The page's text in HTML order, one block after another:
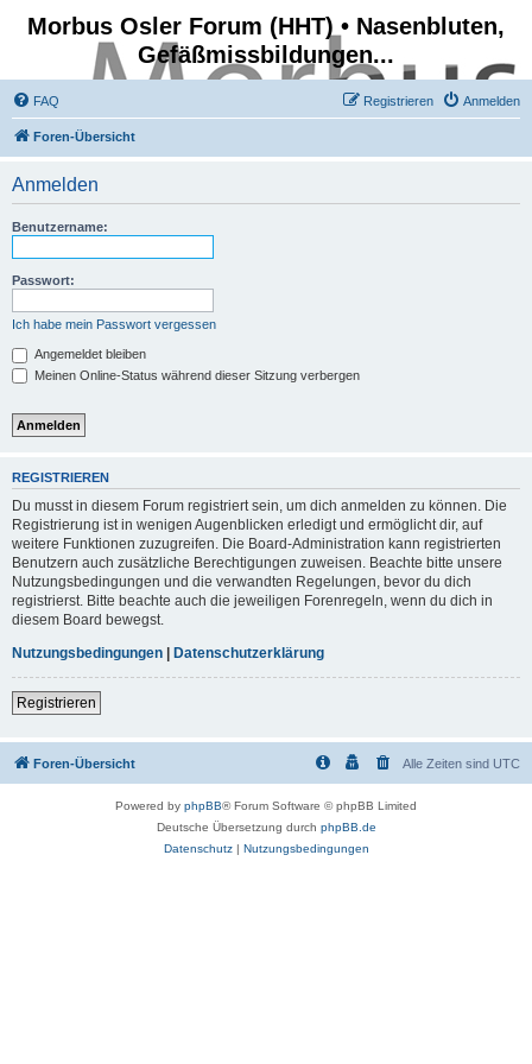
Morbus Osler Forum (HHT) • Nasenbluten,
Gefäßmissbildungen...
FAQ Anmelden
Registrieren
Foren-Übersicht
Anmelden
Benutzername:
Passwort:
Ich habe mein Passwort vergessen
Angemeldet bleiben
Meinen Online-Status während dieser Sitzung verbergen
REGISTRIEREN
Du musst in diesem Forum registriert sein, um dich anmelden zu können. Die
Registrierung ist in wenigen Augenblicken erledigt und ermöglicht dir, auf
weitere Funktionen zuzugreifen. Die Board-Administration kann registrierten
Benutzern auch zusätzliche Berechtigungen zuweisen. Beachte bitte unsere
Nutzungsbedingungen und die verwandten Regelungen, bevor du dich
registrierst. Bitte beachte auch die jeweiligen Forenregeln, wenn du dich in
diesem Board bewegst.
Nutzungsbedingungen | Datenschutzerklärung
Registrieren
Foren-Übersicht Alle Zeiten sind UTC
Powered by phpBB® Forum Software © phpBB Limited
Deutsche Übersetzung durch phpBB.de
Datenschutz| Nutzungsbedingungen